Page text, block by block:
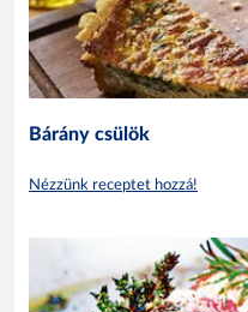
Bárány csülök
Nézzünk receptet hozzá!